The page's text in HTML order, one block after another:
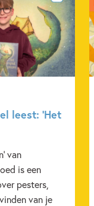
Luitingh Sijthoff
20-08-2024
boek
Reizen & (verre) landen
leest: ‘Het
van
is een
pesters,
van je